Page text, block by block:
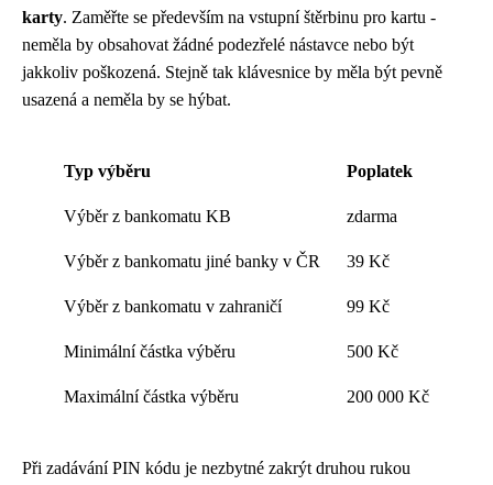
karty. Zaměřte se především na vstupní štěrbinu pro kartu -
neměla by obsahovat žádné podezřelé nástavce nebo být
jakkoliv poškozená. Stejně tak klávesnice by měla být pevně
usazená a neměla by se hýbat.
Typ výběru Poplatek
Výběr z bankomatu KB zdarma
Výběr z bankomatu jiné banky v ČR 39 Kč
Výběr z bankomatu v zahraničí 99 Kč
Minimální částka výběru 500 Kč
Maximální částka výběru 200 000 Kč
Při zadávání PIN kódu je nezbytné zakrýt druhou rukou